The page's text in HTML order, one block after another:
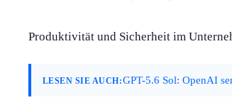
Produktivität und Sicherheit im
LESEN SIE AUCH:GPT-5.6 Sol: OpenAI